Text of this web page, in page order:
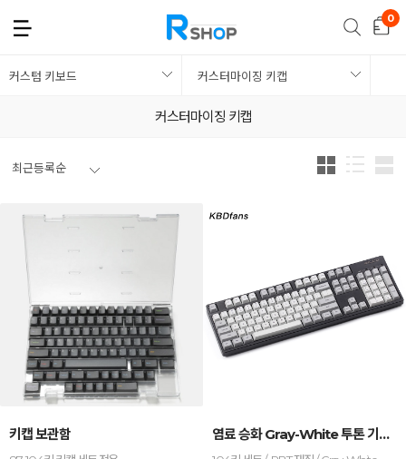
커스텀 키보드 커스터마이징 키캡
커스터마이징 키캡
최근등록순
키캡 보관함 염료 승화 Gray-White 투톤 기계식 키보드 ...